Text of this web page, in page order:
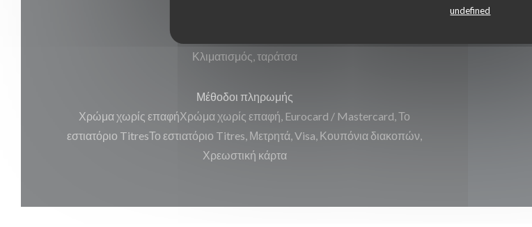
undefined
Κλιματισμός, ταράτσα
Μέθοδοι πληρωμής
Χρώμα χωρίς επαφήΧρώμα χωρίς επαφή, Eurocard / Mastercard, Το
εστιατόριο TitresΤο εστιατόριο Titres, Μετρητά, Visa, Κουπόνια διακοπών,
Χρεωστική κάρτα